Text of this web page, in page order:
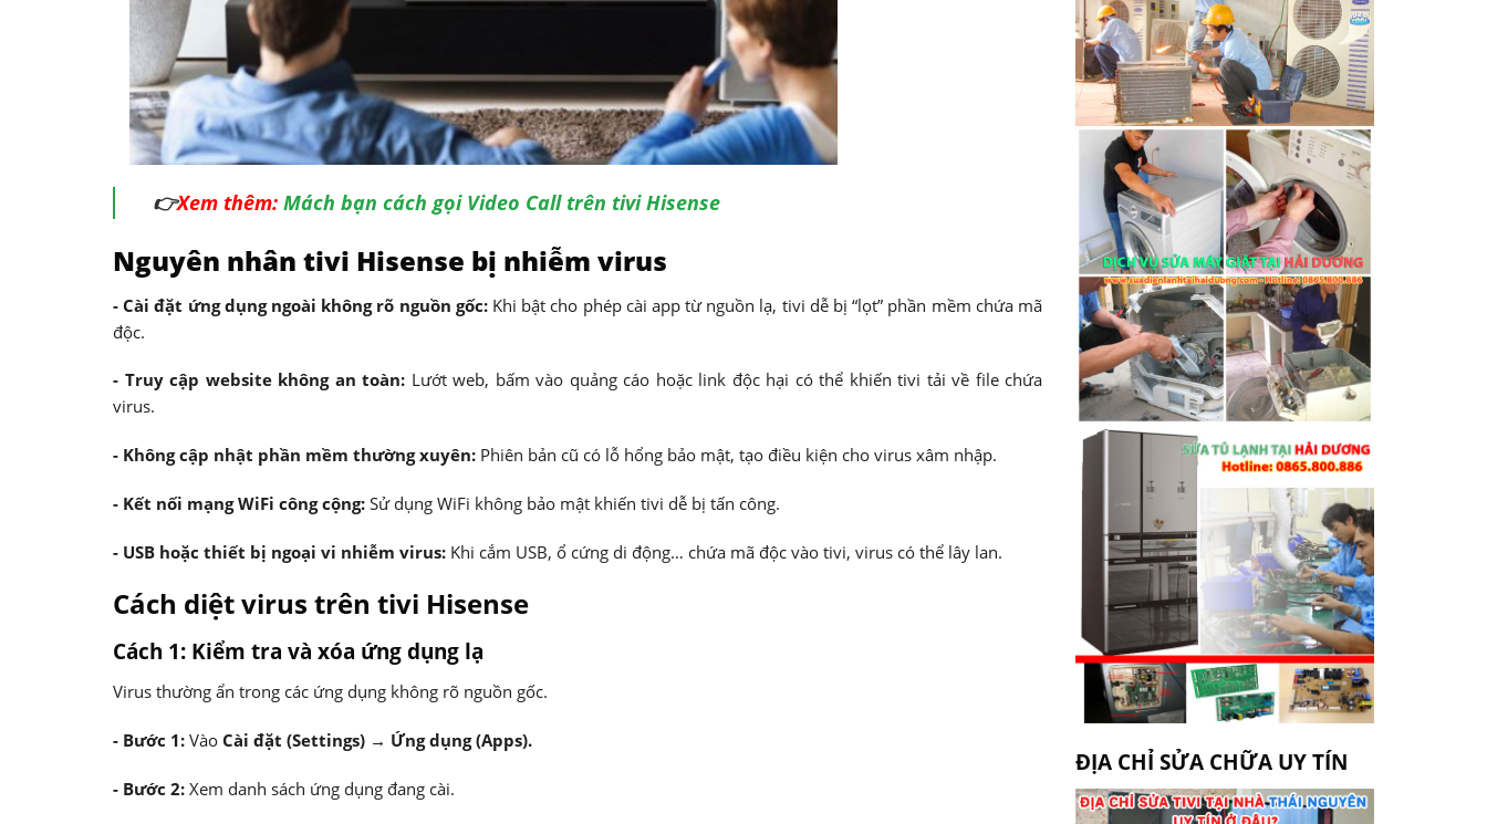
👉Xem thêm: Mách bạn cách gọi Video Call trên tivi Hisense
Nguyên nhân tivi Hisense bị nhiễm virus
- Cài đặt ứng dụng ngoài không rõ nguồn gốc: Khi bật cho phép cài app từ nguồn lạ, tivi dễ bị “lọt” phần mềm chứa mã
độc.
- Truy cập website không an toàn: Lướt web, bấm vào quảng cáo hoặc link độc hại có thể khiến tivi tải về file chứa
virus.
- Không cập nhật phần mềm thường xuyên: Phiên bản cũ có lỗ hổng bảo mật, tạo điều kiện cho virus xâm nhập.
- Kết nối mạng WiFi công cộng: Sử dụng WiFi không bảo mật khiến tivi dễ bị tấn công.
- USB hoặc thiết bị ngoại vi nhiễm virus: Khi cắm USB, ổ cứng di động… chứa mã độc vào tivi, virus có thể lây lan.
Cách diệt virus trên tivi Hisense
Cách 1: Kiểm tra và xóa ứng dụng lạ
Virus thường ẩn trong các ứng dụng không rõ nguồn gốc.
- Bước 1: Vào Cài đặt (Settings) → Ứng dụng (Apps).
- Bước 2: Xem danh sách ứng dụng đang cài.
ĐỊA CHỈ SỬA CHỮA UY TÍN